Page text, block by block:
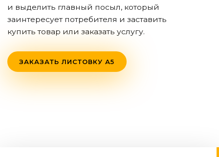
и выделить главный посыл, который
заинтересует потребителя и заставить
купить товар или заказать услугу.
ЗАКАЗАТЬ ЛИСТОВКУ А5